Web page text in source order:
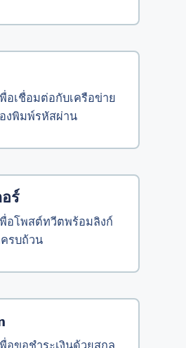
อเชื่อมต่อกับเครือข่าย
งพิมพ์รหัสผ่าน
ร์
อโพสต์ทวีตพร้อมลิงก์
รบถ้วน
อขอชำระเงินด้วยสกุล